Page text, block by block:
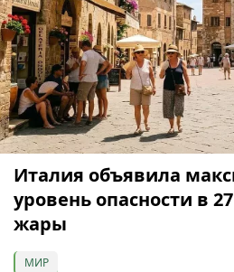
Италия объявила
уровень опасности в
жары
МИР